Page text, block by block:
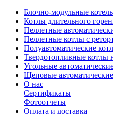
Блочно-модульные
Котлы длительного
Пеллетные
Пеллетные котлы с
Полуавтоматические
Твердотопливные котлы
Угольные
Щеповые
О нас
Сертификаты
Фотоотчеты
Оплата и доставка